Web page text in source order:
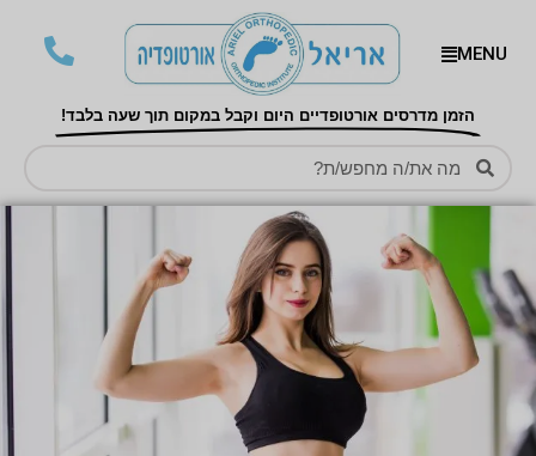
MENU
הזמן מדרסים אורטופדיים היום וקבל במקום תוך שעה בלבד!